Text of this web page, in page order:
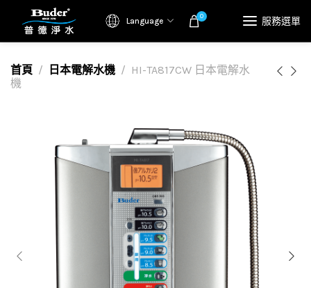
Language 0 服務選單
首頁 日本電解水機
HI-TA817CW 日本電解水
機